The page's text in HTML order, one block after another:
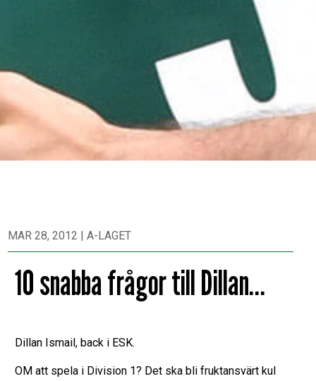
MAR 28, 2012 |A-LAGET
10 snabba frågor till Dillan…
Dillan Ismail, back i ESK.
OM att spela i Division 1? Det ska bli fruktansvärt kul